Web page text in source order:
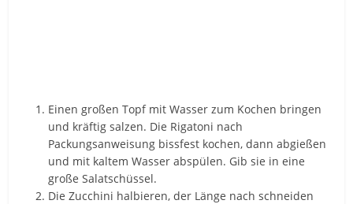
Einen großen Topf mit Wasser zum Kochen bringen
und kräftig salzen. Die Rigatoni nach
Packungsanweisung bissfest kochen, dann abgießen
und mit kaltem Wasser abspülen. Gib sie in eine
große Salatschüssel.
Die Zucchini halbieren, der Länge nach schneiden